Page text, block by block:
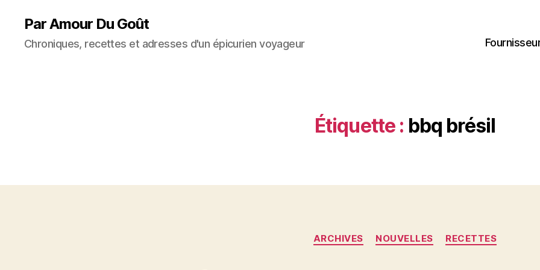
Par Amour Du Goût
Chroniques, recettes et adresses d'un épicurien voyageur
Étiquette : bbq brésil
Catégories
ARCHIVES NOUVELLES RECETTES